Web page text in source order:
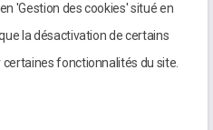
'Gestion des cookies' situé en
la désactivation de certains
fonctionnalités du site.